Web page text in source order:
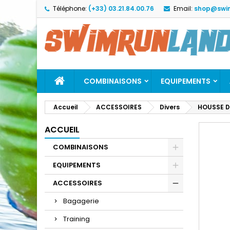
Téléphone: (+33) 03.21.84.00.76 Email:
COMBINAISONS EQUIPEMENTS
Accueil ACCESSOIRES Divers HOUSSE
ACCUEIL
COMBINAISONS
EQUIPEMENTS
ACCESSOIRES
Bagagerie
Training
add_circle_outline